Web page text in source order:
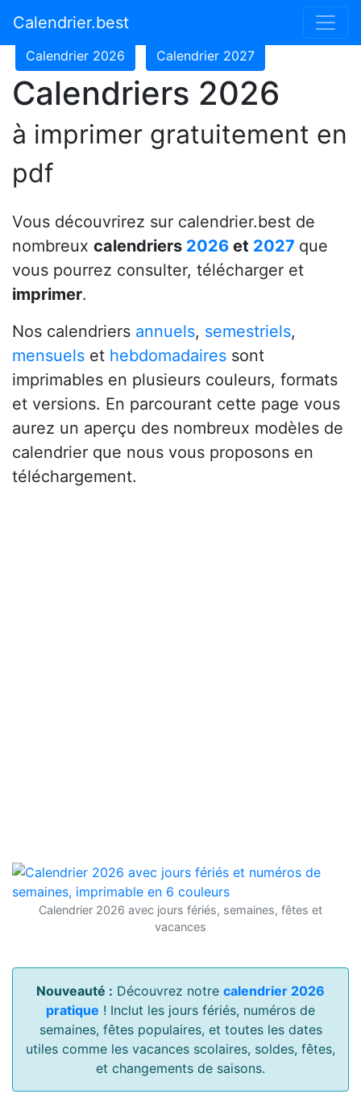
Calendrier.best
Calendrier 2024
Calendrier 2026 Calendrier 2027
Calendriers 2026
à imprimer gratuitement en
pdf
Vous découvrirez sur calendrier.best de
nombreux calendriers 2026 et 2027 que
vous pourrez consulter, télécharger et
imprimer.
Nos calendriers annuels, semestriels,
mensuels et hebdomadaires sont
imprimables en plusieurs couleurs, formats
et versions. En parcourant cette page vous
aurez un aperçu des nombreux modèles de
calendrier que nous vous proposons en
téléchargement.
Calendrier 2026 avec jours fériés, semaines, fêtes et
vacances
Nouveauté : Découvrez notre calendrier 2026
pratique ! Inclut les jours fériés, numéros de
semaines, fêtes populaires, et toutes les dates
utiles comme les vacances scolaires, soldes, fêtes,
et changements de saisons.